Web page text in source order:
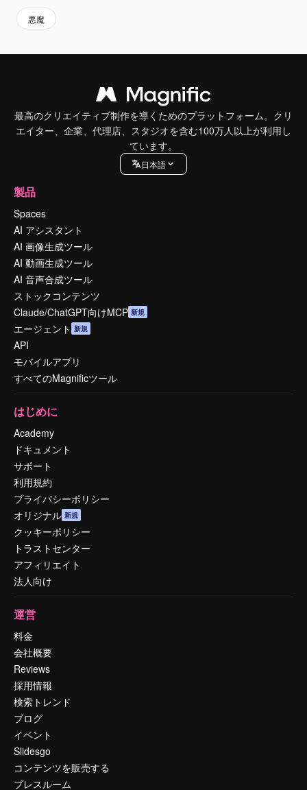
悪魔
最高のクリエイティブ制作を導くためのプラットフォーム。クリ
エイター、企業、代理店、スタジオを含む100万人以上が利用し
ています。
日本語
製品
Spaces
AI アシスタント
AI 画像生成ツール
AI 動画生成ツール
AI 音声合成ツール
ストックコンテンツ
Claude/ChatGPT向けMCP 新規
エージェント 新規
API
モバイルアプリ
すべてのMagnificツール
はじめに
Academy
ドキュメント
サポート
利用規約
プライバシーポリシー
オリジナル 新規
クッキーポリシー
トラストセンター
アフィリエイト
法人向け
運営
料金
会社概要
Reviews
採用情報
検索トレンド
ブログ
イベント
Slidesgo
コンテンツを販売する
プレスルーム